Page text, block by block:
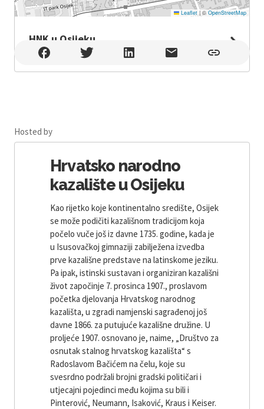
Leaflet |©OpenStreetMap
HNK u Osijeku
HNK u Osijeku , OSIJEK
Hosted by
Hrvatsko narodno
kazalište u Osijeku
Kao rijetko koje kontinentalno središte, Osijek
se može podičiti kazališnom tradicijom koja
počelo vuče još iz davne 1735. godine, kada je
u Isusovačkoj gimnaziji zabilježena izvedba
prve kazališne predstave na latinskome jeziku.
Pa ipak, istinski sustavan i organiziran kazališni
život započinje 7. prosinca 1907., proslavom
početka djelovanja Hrvatskog narodnog
kazališta, u zgradi namjenski sagrađenoj još
davne 1866. za putujuće kazališne družine. U
proljeće 1907. osnovano je, naime, „Društvo za
osnutak stalnog hrvatskog kazališta“ s
Radoslavom Bačićem na čelu, koje su
svesrdno podržali brojni gradski političari i
utjecajni pojedinci među kojima su bili i
Pinterović, Neumann, Isaković, Kraus i Keiser.